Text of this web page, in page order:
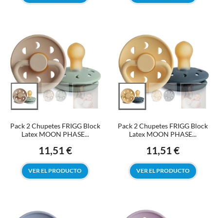
Pack 2 Chupetes FRIGG Block
Latex MOON PHASE...
Precio
11,51 €
VER EL PRODUCTO
Pack 2 Chupetes FRIGG Block
Latex MOON PHASE...
Precio
11,51 €
VER EL PRODUCTO